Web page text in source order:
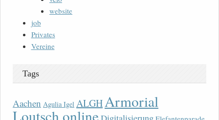
website
job
Privates
Vereine
Tags
Aachen Agulia Igel ALGH Armorial
Loutsch online